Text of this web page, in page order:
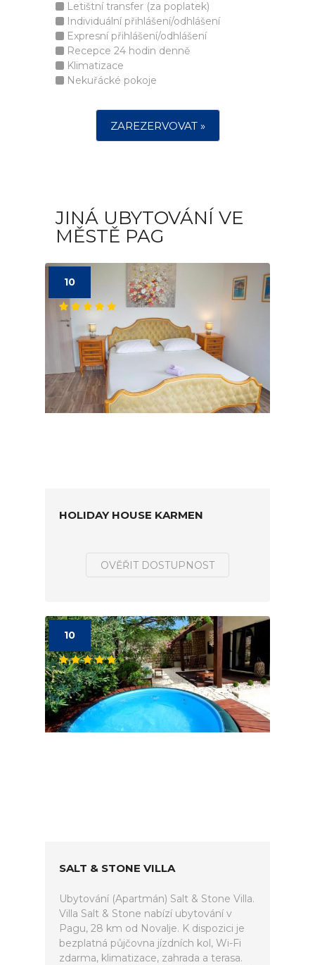
Letištní transfer (za poplatek)
Individuální přihlášení/odhlášení
Expresní přihlášení/odhlášení
Recepce 24 hodin denně
Klimatizace
Nekuřácké pokoje
ZAREZERVOVAT »
JINÁ UBYTOVÁNÍ VE
MĚSTĚ PAG
10
HOLIDAY HOUSE KARMEN
OVĚŘIT DOSTUPNOST
10
SALT & STONE VILLA
Ubytování (Apartmán) Salt & Stone Villa.
Villa Salt & Stone nabízí ubytování v
Pagu, 28 km od Novalje. K dispozici je
bezplatná půjčovna jízdních kol, Wi-Fi
zdarma, klimatizace, zahrada a terasa.